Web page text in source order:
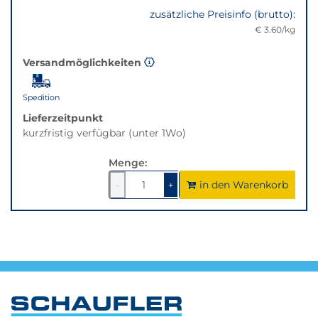
zusätzliche Preisinfo (brutto):
€ 3.60/kg
Versandmöglichkeiten
Spedition
Lieferzeitpunkt
kurzfristig verfügbar (unter 1Wo)
Menge:
-
1
verringern
+1um
1
erhöhen
in den Warenkorb